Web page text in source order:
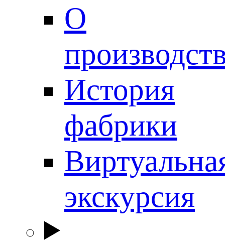
О
История
фабрики
экскурсия